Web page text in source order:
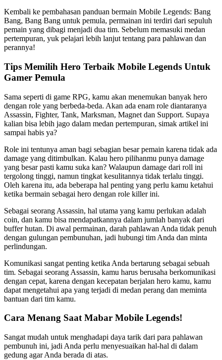
Kembali ke pembahasan panduan bermain Mobile Legends: Bang
Bang, Bang Bang untuk pemula, permainan ini terdiri dari sepuluh
pemain yang dibagi menjadi dua tim. Sebelum memasuki medan
pertempuran, yuk pelajari lebih lanjut tentang para pahlawan dan
perannya!
Tips Memilih Hero Terbaik Mobile Legends Untuk
Gamer Pemula
Sama seperti di game RPG, kamu akan menemukan banyak hero
dengan role yang berbeda-beda. Akan ada enam role diantaranya
Assassin, Fighter, Tank, Marksman, Magnet dan Support. Supaya
kalian bisa lebih jago dalam medan pertempuran, simak artikel ini
sampai habis ya?
Role ini tentunya aman bagi sebagian besar pemain karena tidak ada
damage yang ditimbulkan. Kalau hero pilihanmu punya damage
yang besar pasti kamu suka kan? Walaupun damage dari roll ini
tergolong tinggi, namun tingkat kesulitannya tidak terlalu tinggi.
Oleh karena itu, ada beberapa hal penting yang perlu kamu ketahui
ketika bermain sebagai hero dengan role killer ini.
Sebagai seorang Assassin, hal utama yang kamu perlukan adalah
coin, dan kamu bisa mendapatkannya dalam jumlah banyak dari
buffer hutan. Di awal permainan, darah pahlawan Anda tidak penuh
dengan gulungan pembunuhan, jadi hubungi tim Anda dan minta
perlindungan.
Komunikasi sangat penting ketika Anda bertarung sebagai sebuah
tim. Sebagai seorang Assassin, kamu harus berusaha berkomunikasi
dengan cepat, karena dengan kecepatan berjalan hero kamu, kamu
dapat mengetahui apa yang terjadi di medan perang dan meminta
bantuan dari tim kamu.
Cara Menang Saat Mabar Mobile Legends!
Sangat mudah untuk menghadapi daya tarik dari para pahlawan
pembunuh ini, jadi Anda perlu menyesuaikan hal-hal di dalam
gedung agar Anda berada di atas.